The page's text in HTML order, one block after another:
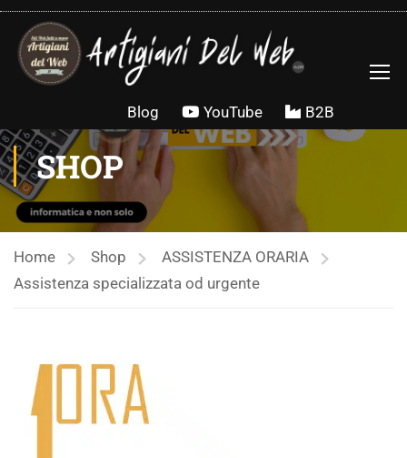
contenuto
B2B
YouTube
Blog
SHOP
Home Shop
ASSISTENZA ORARIA
Assistenza specializzata od urgente